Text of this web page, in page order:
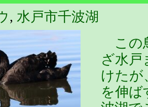
, 水戸市千波湖
この
ざ水戸
けたが
を伸ば